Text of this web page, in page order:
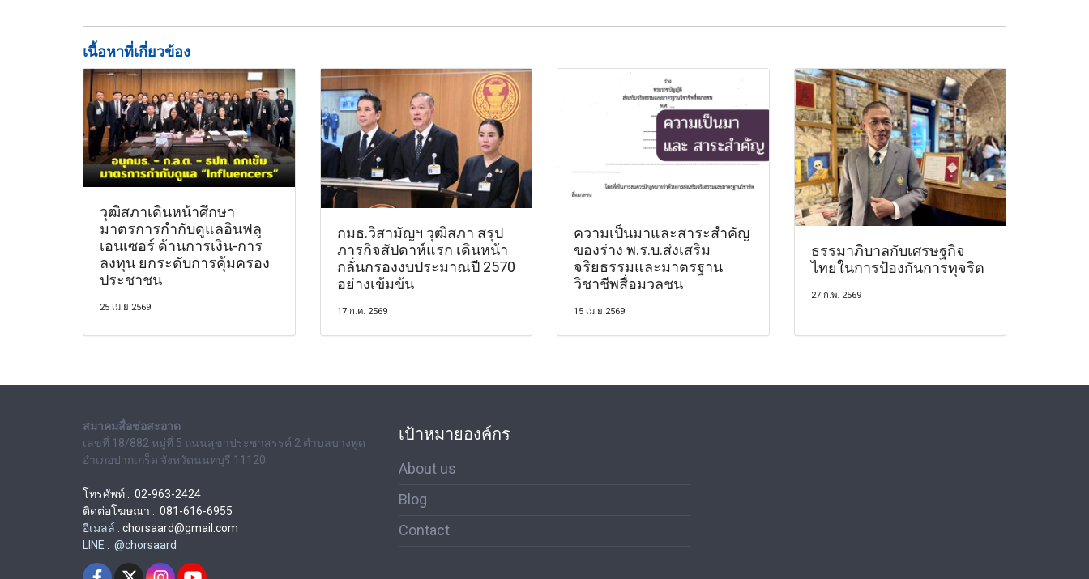
เนื้อหาที่เกี่ยวข้อง
วุฒิสภาเดินหน้าศึกษา
มาตรการกำกับดูแลอินฟลู
เอนเซอร์ ด้านการเงิน-การ
ลงทุน ยกระดับการคุ้มครอง
ประชาชน
25 เม.ย 2569
กมธ.วิสามัญฯ วุฒิสภา สรุป
ภารกิจสัปดาห์แรก เดินหน้า
กลั่นกรองงบประมาณปี 2570
อย่างเข้มข้น
17 ก.ค. 2569
ความเป็นมาและสาระสำคัญ
ของร่าง พ.ร.บ.ส่งเสริม
จริยธรรมและมาตรฐาน
วิชาชีพสื่อมวลชน
15 เม.ย 2569
ธรรมาภิบาลกับเศรษฐกิจ
ไทยในการป้องกันการทุจริต
27 ก.พ. 2569
สมาคมสื่อช่อสะอาด
เลขที่ 18/882 หมู่ที่ 5 ถนนสุขาประชาสรรค์ 2 ตำบลบางพูด
อำเภอปากเกร็ด จังหวัดนนทบุรี 11120
โทรศัพท์ : 02-963-2424
ติดต่อโฆษณา : 081-616-6955
อีเมลล์ : chorsaard@gmail.com
LINE : @chorsaard
เป้าหมายองค์กร
About us
Blog
Contact